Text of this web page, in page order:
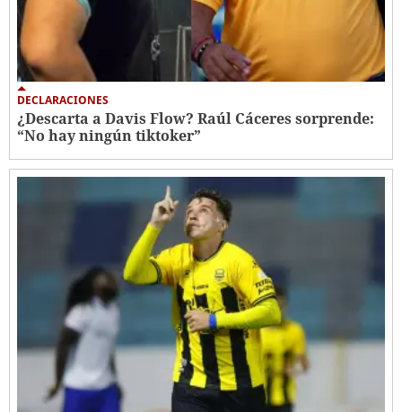
DECLARACIONES
¿Descarta a Davis Flow? Raúl Cáceres sorprende:
“No hay ningún tiktoker”